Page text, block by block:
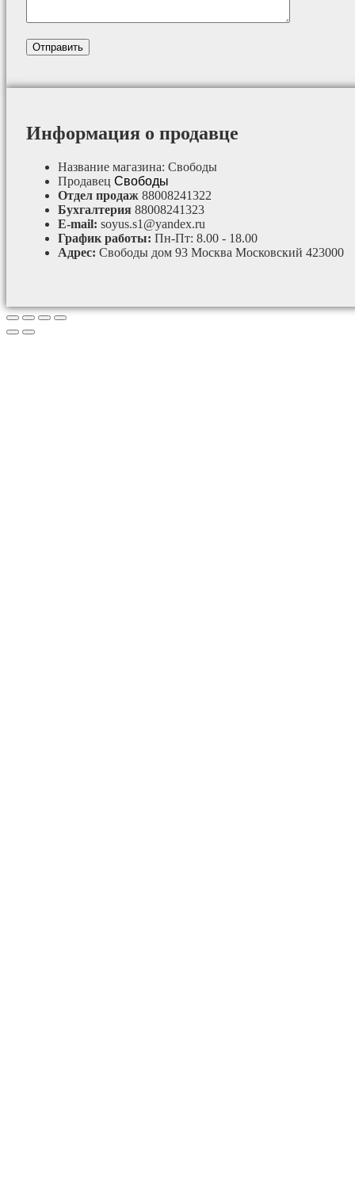
Информация о продавце
Название магазина: Свободы
Продавец Свободы
Отдел продаж 88008241322
Бухгалтерия 88008241323
E-mail: soyus.s1@yandex.ru
График работы: Пн-Пт: 8.00 - 18.00
Адрес: Свободы дом 93 Москва Московский 423000